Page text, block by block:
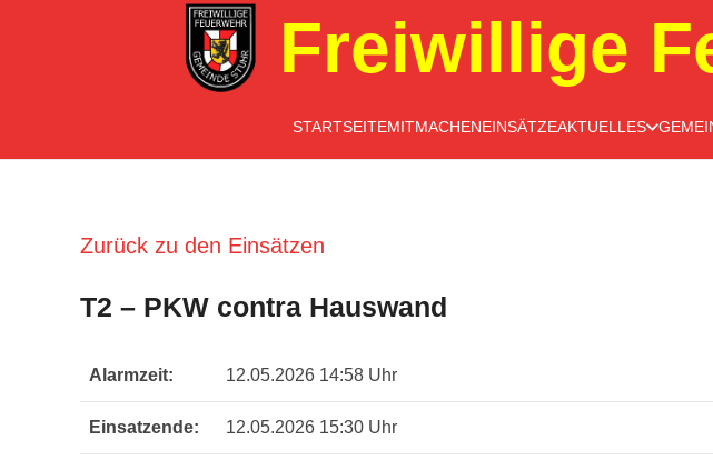
Freiwillige
STARTSEITEMITMACHENEINSÄTZEAKTUELLES
Zurück zu den Einsätzen
T2 – PKW contra Hauswand
Alarmzeit: 12.05.2026 14:58 Uhr
Einsatzende: 12.05.2026 15:30 Uhr